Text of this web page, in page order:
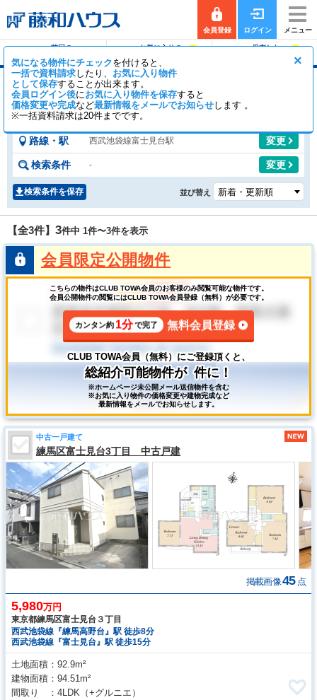
会員登録 ログイン メニュー
前回の
お気に入りの
保存した
×
気になる物件にチェックを付けると、
一括で資料請求したり、 お気に入り物件
として保存することが出来ます。
会員ログイン後にお気に入り物件を保存すると
価格変更や完成など最新情報をメールでお知らせします 。
※一括資料請求は20件までです。
富士見台駅の中古一戸建て
【全3件】 一般公開 2件 会員公開 1 件
路線・駅 西武池袋線富士見台駅 変更
検索条件 - 変更
検索条件を保存 並び替え
【全3件】 3件中 1件〜3件を表示
会員限定公開物件
こちらの物件はCLUB TOWA会員のお客様のみ閲覧可能な物件です。
会員公開物件の閲覧にはCLUB TOWA会員登録（無料）が必要です。
カンタン約 1分で完了 無料会員登録
CLUB TOWA会員（無料）にご登録頂くと、
総紹介可能物件が 件に！
※ホームページ未公開メール送信物件を含む
※お気に入り物件の価格変更や建物完成など
最新情報をメールでお知らせします。
中古一戸建て
練馬区富士見台3丁目 中古戸建
掲載画像45 点
5,980万円
東京都練馬区富士見台３丁目
西武池袋線『練馬高野台』駅 徒歩8分
西武池袋線『富士見台』駅 徒歩15分
土地面積
92.9m²
建物面積
94.51m²
間取り
4LDK （+グルニエ）